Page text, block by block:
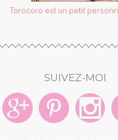
Torocoro est un petit
SUIVEZ-MOI